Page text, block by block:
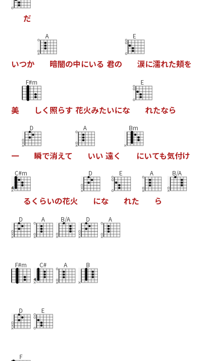
だ
いつか
A
暗闇の中にいる 君の
E
涙に濡れた頬を
美
F#m
しく 照らす 花火みたいにな
E
れたなら
一
D
瞬で消えて
A
いい 遠く
Bm
にいても気付け
C#m
る く らいの花火
D
にな
E
れた
A
ら
B/A
D A B/A D A
F#m C# A B
D E
F